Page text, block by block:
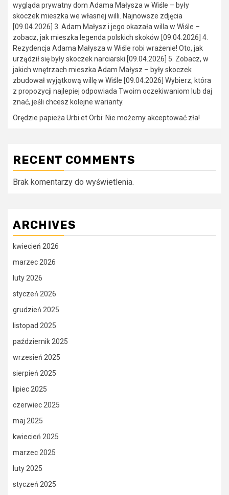
wygląda prywatny dom Adama Małysza w Wiśle – były
skoczek mieszka we własnej willi. Najnowsze zdjęcia
[09.04.2026] 3. Adam Małysz i jego okazała willa w Wiśle –
zobacz, jak mieszka legenda polskich skoków [09.04.2026] 4.
Rezydencja Adama Małysza w Wiśle robi wrażenie! Oto, jak
urządził się były skoczek narciarski [09.04.2026] 5. Zobacz, w
jakich wnętrzach mieszka Adam Małysz – były skoczek
zbudował wyjątkową willę w Wiśle [09.04.2026] Wybierz, która
z propozycji najlepiej odpowiada Twoim oczekiwaniom lub daj
znać, jeśli chcesz kolejne warianty.
Orędzie papieża Urbi et Orbi: Nie możemy akceptować zła!
RECENT COMMENTS
Brak komentarzy do wyświetlenia.
ARCHIVES
kwiecień 2026
marzec 2026
luty 2026
styczeń 2026
grudzień 2025
listopad 2025
październik 2025
wrzesień 2025
sierpień 2025
lipiec 2025
czerwiec 2025
maj 2025
kwiecień 2025
marzec 2025
luty 2025
styczeń 2025